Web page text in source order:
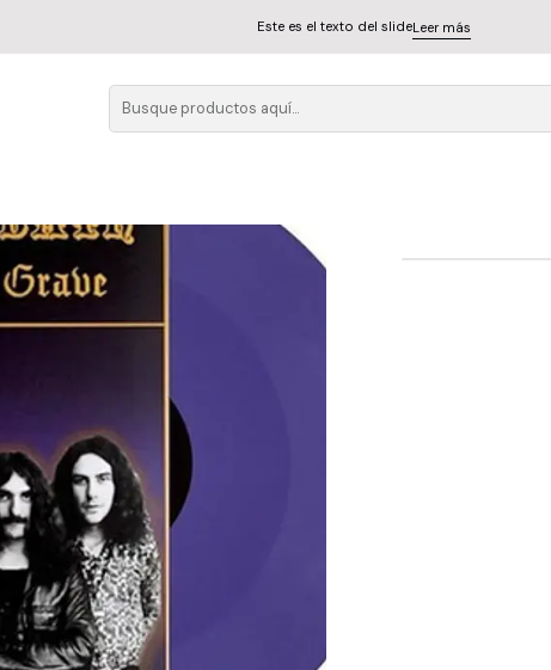
Este es el texto del slideLeer más